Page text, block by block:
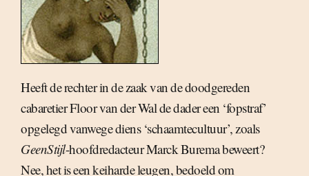
Heeft de rechter in de zaak van de doodgereden
cabaretier Floor van der Wal de dader een ‘fopstraf’
opgelegd vanwege diens ‘schaamtecultuur’, zoals
GeenStijl-hoofdredacteur Marck Burema beweert?
Nee, het is een keiharde leugen, bedoeld om